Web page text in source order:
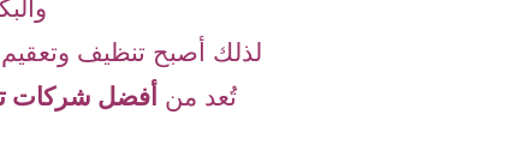
لذلك أصبح تنظيف
تُعد من أفضل شركات